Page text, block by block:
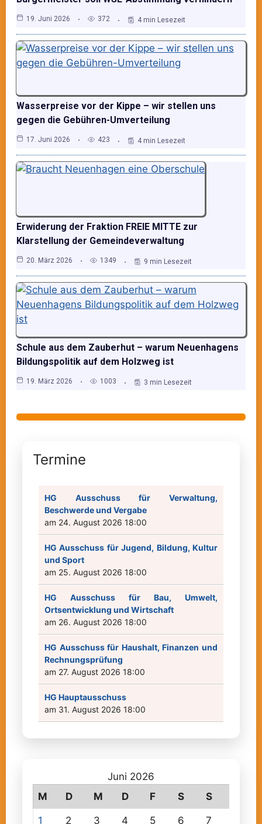
19. Juni 2026 372 4 min Lesezeit
Wasserpreise vor der Kippe – wir stellen uns
gegen die Gebühren-Umverteilung
17. Juni 2026 423 4 min Lesezeit
Erwiderung der Fraktion FREIE MITTE zur
Klarstellung der Gemeindeverwaltung
20. März 2026 1349 9 min Lesezeit
Schule aus dem Zauberhut – warum Neuenhagens
Bildungspolitik auf dem Holzweg ist
19. März 2026 1003 3 min Lesezeit
Termine
HG Ausschuss für Verwaltung,
Beschwerde und Vergabe
am 24. August 2026 18:00
HG Ausschuss für Jugend, Bildung, Kultur
und Sport
am 25. August 2026 18:00
HG Ausschuss für Bau, Umwelt,
Ortsentwicklung und Wirtschaft
am 26. August 2026 18:00
HG Ausschuss für Haushalt, Finanzen und
Rechnungsprüfung
am 27. August 2026 18:00
HG Hauptausschuss
am 31. August 2026 18:00
Juni 2026
M
D M D F S S
1 2 3 4 5 6 7